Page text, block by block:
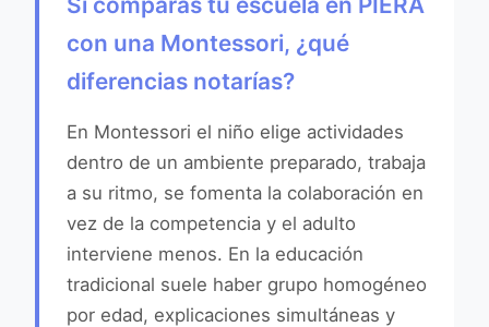
con una Montessori, ¿qué
diferencias notarías?
En Montessori el niño elige actividades
dentro de un ambiente preparado, trabaja
a su ritmo, se fomenta la colaboración en
vez de la competencia y el adulto
interviene menos. En la educación
tradicional suele haber grupo homogéneo
por edad, explicaciones simultáneas y